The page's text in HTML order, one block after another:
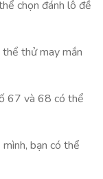
chọn đánh lô đề
thử may mắn
67 và 68 có thể
bạn có thể